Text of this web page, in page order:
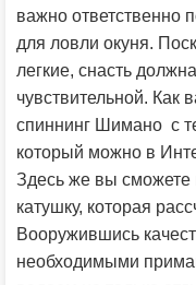
важно ответственно
для ловли окуня.
легкие, снасть
чувствительной. Как
спиннинг Шимано с
который можно в
Здесь же вы сможете
катушку, которая
Вооружившись
необходимыми